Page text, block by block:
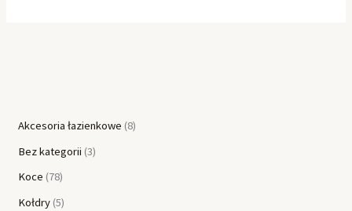
Akcesoria łazienkowe 8
Bez kategorii 3
Koce 78
Kołdry 5